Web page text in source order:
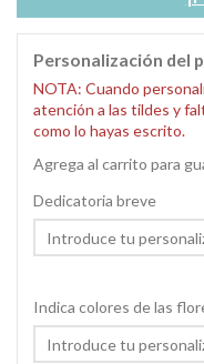
Personalización del
NOTA: Cuando
atención a las tildes y
como lo hayas escrito.
Agrega al carrito para
Dedicatoria breve
Indica colores de las